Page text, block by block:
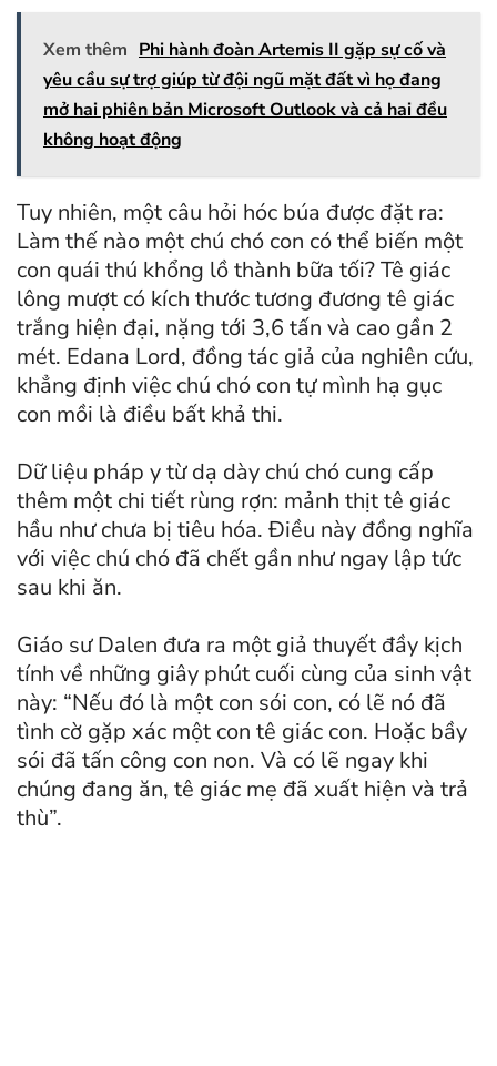
Xem thêm Phi hành đoàn Artemis II gặp sự cố và
yêu cầu sự trợ giúp từ đội ngũ mặt đất vì họ đang
mở hai phiên bản Microsoft Outlook và cả hai đều
không hoạt động
Tuy nhiên, một câu hỏi hóc búa được đặt ra:
Làm thế nào một chú chó con có thể biến một
con quái thú khổng lồ thành bữa tối? Tê giác
lông mượt có kích thước tương đương tê giác
trắng hiện đại, nặng tới 3,6 tấn và cao gần 2
mét. Edana Lord, đồng tác giả của nghiên cứu,
khẳng định việc chú chó con tự mình hạ gục
con mồi là điều bất khả thi.
Dữ liệu pháp y từ dạ dày chú chó cung cấp
thêm một chi tiết rùng rợn: mảnh thịt tê giác
hầu như chưa bị tiêu hóa. Điều này đồng nghĩa
với việc chú chó đã chết gần như ngay lập tức
sau khi ăn.
Giáo sư Dalen đưa ra một giả thuyết đầy kịch
tính về những giây phút cuối cùng của sinh vật
này: “Nếu đó là một con sói con, có lẽ nó đã
tình cờ gặp xác một con tê giác con. Hoặc bầy
sói đã tấn công con non. Và có lẽ ngay khi
chúng đang ăn, tê giác mẹ đã xuất hiện và trả
thù”.